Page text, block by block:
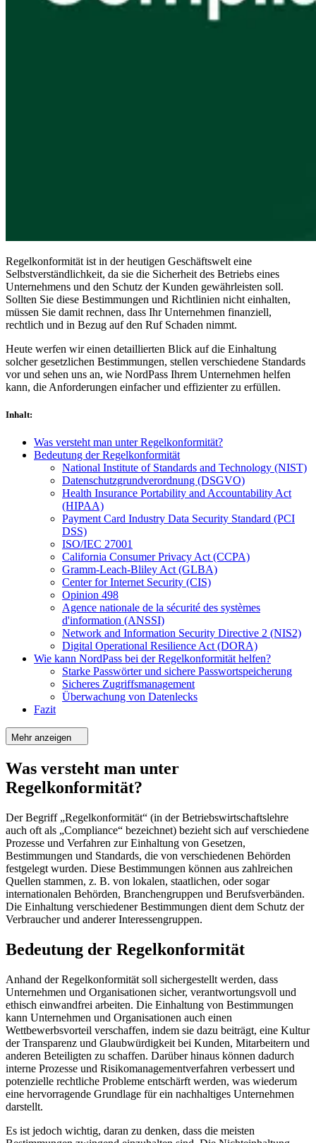
Regelkonformität ist in der heutigen Geschäftswelt eine
Selbstverständlichkeit, da sie die Sicherheit des Betriebs eines
Unternehmens und den Schutz der Kunden gewährleisten soll.
Sollten Sie diese Bestimmungen und Richtlinien nicht einhalten,
müssen Sie damit rechnen, dass Ihr Unternehmen finanziell,
rechtlich und in Bezug auf den Ruf Schaden nimmt.
Heute werfen wir einen detaillierten Blick auf die Einhaltung
solcher gesetzlichen Bestimmungen, stellen verschiedene Standards
vor und sehen uns an, wie NordPass Ihrem Unternehmen helfen
kann, die Anforderungen einfacher und effizienter zu erfüllen.
Inhalt:
Was versteht man unter Regelkonformität?
Bedeutung der Regelkonformität
National Institute of Standards and Technology (NIST)
Datenschutzgrundverordnung (DSGVO)
Health Insurance Portability and Accountability Act
(HIPAA)
Payment Card Industry Data Security Standard (PCI
DSS)
ISO/IEC 27001
California Consumer Privacy Act (CCPA)
Gramm-Leach-Bliley Act (GLBA)
Center for Internet Security (CIS)
Opinion 498
Agence nationale de la sécurité des systèmes
d'information (ANSSI)
Network and Information Security Directive 2 (NIS2)
Digital Operational Resilience Act (DORA)
Wie kann NordPass bei der Regelkonformität helfen?
Starke Passwörter und sichere Passwortspeicherung
Sicheres Zugriffsmanagement
Überwachung von Datenlecks
Fazit
Mehr anzeigen
Was versteht man unter
Regelkonformität?
Der Begriff „Regelkonformität“ (in der Betriebswirtschaftslehre
auch oft als „Compliance“ bezeichnet) bezieht sich auf verschiedene
Prozesse und Verfahren zur Einhaltung von Gesetzen,
Bestimmungen und Standards, die von verschiedenen Behörden
festgelegt wurden. Diese Bestimmungen können aus zahlreichen
Quellen stammen, z. B. von lokalen, staatlichen, oder sogar
internationalen Behörden, Branchengruppen und Berufsverbänden.
Die Einhaltung verschiedener Bestimmungen dient dem Schutz der
Verbraucher und anderer Interessengruppen.
Bedeutung der Regelkonformität
Anhand der Regelkonformität soll sichergestellt werden, dass
Unternehmen und Organisationen sicher, verantwortungsvoll und
ethisch einwandfrei arbeiten. Die Einhaltung von Bestimmungen
kann Unternehmen und Organisationen auch einen
Wettbewerbsvorteil verschaffen, indem sie dazu beiträgt, eine Kultur
der Transparenz und Glaubwürdigkeit bei Kunden, Mitarbeitern und
anderen Beteiligten zu schaffen. Darüber hinaus können dadurch
interne Prozesse und Risikomanagementverfahren verbessert und
potenzielle rechtliche Probleme entschärft werden, was wiederum
eine hervorragende Grundlage für ein nachhaltiges Unternehmen
darstellt.
Es ist jedoch wichtig, daran zu denken, dass die meisten